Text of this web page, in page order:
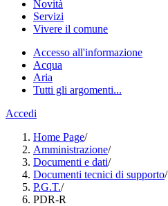
Novità
Servizi
Vivere il comune
Accesso all'informazione
Acqua
Aria
Tutti gli argomenti...
Accedi
Home Page/
Amministrazione/
Documenti e dati/
Documenti tecnici di supporto/
P.G.T./
PDR-R